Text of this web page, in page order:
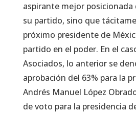
aspirante mejor
su partido, sino que
próximo presidente de
partido en el poder. En el
Asociados, lo anterior se
aprobación del 63% para la
Andrés Manuel López
de voto para la presidencia